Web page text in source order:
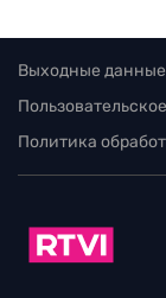
Выходные
Политика